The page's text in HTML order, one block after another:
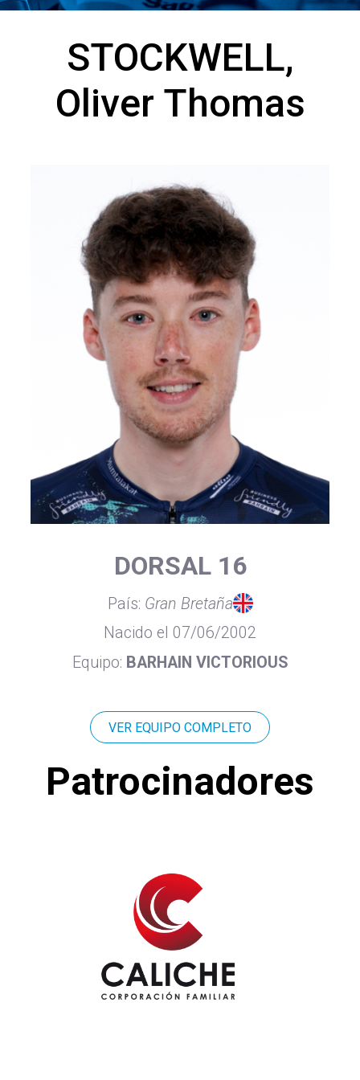
STOCKWELL,
Oliver Thomas
DORSAL 16
País: Gran Bretaña
Nacido el 07/06/2002
Equipo: BARHAIN VICTORIOUS
VER EQUIPO COMPLETO
Patrocinadores